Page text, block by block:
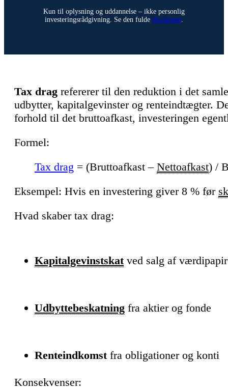
Kun til oplysning og uddannelse – ikke personlig
investeringsrådgivning. Se den fulde disclaimer.
Tax drag refererer til den reduktion i det
udbytter, kapitalgevinster og renteindtægter.
forhold til det bruttoafkast, investeringen
Formel:
Tax drag = (Bruttoafkast – Nettoafkast) /
Eksempel: Hvis en investering giver 8 % før
Hvad skaber tax drag:
Kapitalgevinstskatved salg af
Udbyttebeskatning fra aktier og fonde
Renteindkomstfra obligationer og konti
Konsekvenser: